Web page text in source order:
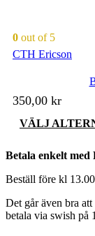
0 out of 5
CTH Ericson
350,00 kr
VÄLJ
Betala enkelt med
Beställ före kl
Det går även bra
betala via swish på